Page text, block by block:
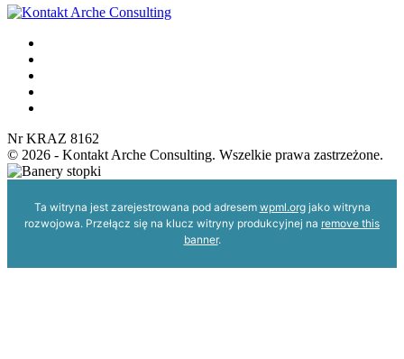
idealnego
CV?
Nr KRAZ 8162
© 2026 - Kontakt Arche Consulting. Wszelkie prawa zastrzeżone.
Ta witryna jest zarejestrowana pod adresem wpml.orgjako witryna
rozwojowa. Przełącz się na klucz witryny produkcyjnej na remove this
banner.